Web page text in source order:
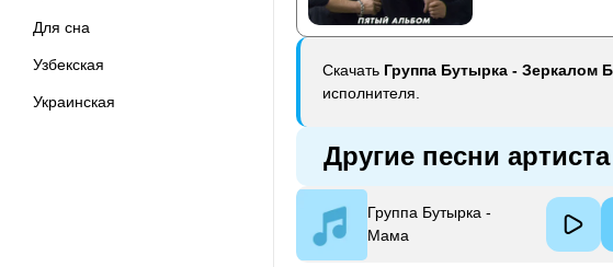
Для сна
Узбекская
Украинская
Скачать Группа Бутырка - Зеркалом
исполнителя.
Другие песни
Группа Бутырка -
Мама